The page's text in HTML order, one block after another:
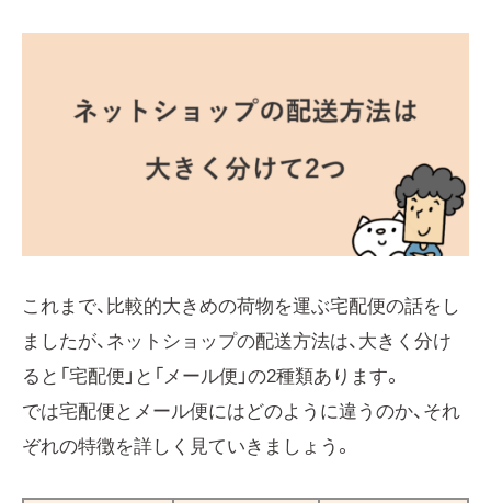
これまで、比較的大きめの荷物を運ぶ宅配便の話をし
ましたが、ネットショップの配送方法は、大きく分け
ると「宅配便」と「メール便」の2種類あります。
では宅配便とメール便にはどのように違うのか、それ
ぞれの特徴を詳しく見ていきましょう。